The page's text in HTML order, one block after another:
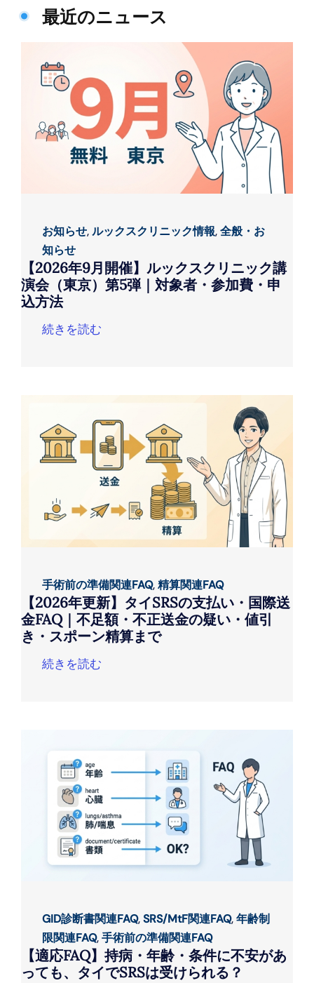
最近のニュース
お知らせ,ルックスクリニック情報,全般・お
知らせ
【2026年9月開催】ルックスクリニック講
演会（東京）第5弾｜対象者・参加費・申
込方法
続きを読む
手術前の準備関連FAQ,精算関連FAQ
【2026年更新】タイSRSの支払い・国際送
金FAQ｜不足額・不正送金の疑い・値引
き・スポーン精算まで
続きを読む
GID診断書関連FAQ,SRS/MtF関連FAQ,年齢制
限関連FAQ,手術前の準備関連FAQ
【適応FAQ】持病・年齢・条件に不安があ
っても、タイでSRSは受けられる？